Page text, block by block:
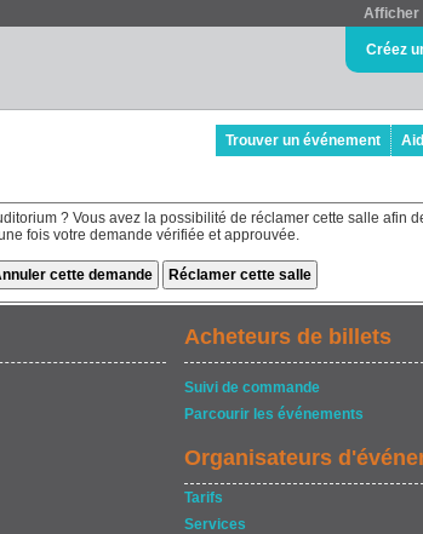
Afficher
Créez
Trouver un événement
? Vous avez la possibilité de réclamer cette salle afin
fois votre demande vérifiée et approuvée.
Acheteurs de billets
Suivi de commande
Parcourir les événements
Organisateurs
Tarifs
Services